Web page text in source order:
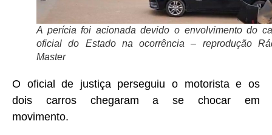
A perícia foi acionada devido o envolvimento do
oficial do Estado na ocorrência – reprodução
Master
O oficial de justiça perseguiu o motorista e os
dois carros chegaram a se chocar em
movimento.